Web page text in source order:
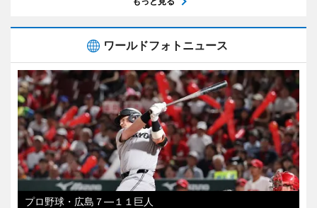
ワールドフォトニュース
プロ野球・広島７―１１巨人